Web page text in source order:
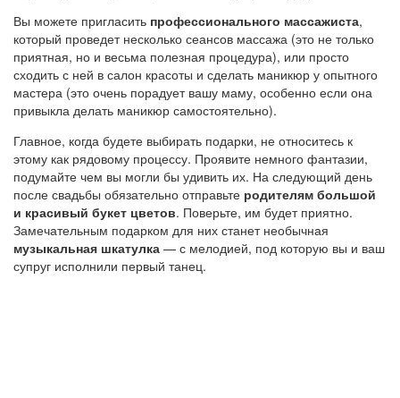
Вы можете пригласить профессионального массажиста,
который проведет несколько сеансов массажа (это не только
приятная, но и весьма полезная процедура), или просто
сходить с ней в салон красоты и сделать маникюр у опытного
мастера (это очень порадует вашу маму, особенно если она
привыкла делать маникюр самостоятельно).
Главное, когда будете выбирать подарки, не относитесь к
этому как рядовому процессу. Проявите немного фантазии,
подумайте чем вы могли бы удивить их. На следующий день
после свадьбы обязательно отправьте родителям большой
и красивый букет цветов. Поверьте, им будет приятно.
Замечательным подарком для них станет необычная
музыкальная шкатулка — с мелодией, под которую вы и ваш
супруг исполнили первый танец.